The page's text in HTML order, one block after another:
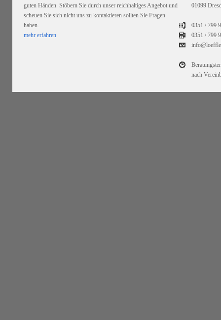
guten Händen. Stöbern Sie durch unser reichhaltiges Angebot und
scheuen Sie sich nicht uns zu kontaktieren sollten Sie Fragen
haben.
mehr erfahren
01099
0351 / 799
0351 /799
nach